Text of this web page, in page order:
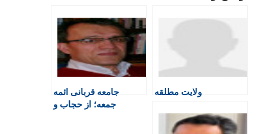
a
m
n
t
F
r
i
e
ولایت مطلقه
جامعه قربانی ائمه
جمعه؛ از حجاب و